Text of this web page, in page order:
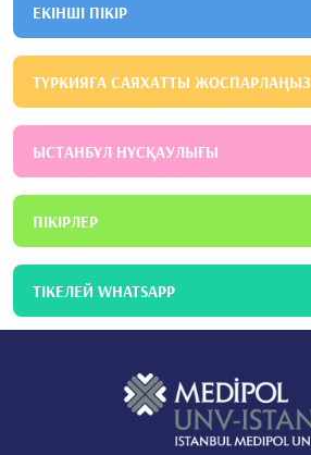
ЕКІНШІ ПІКІР
ТҮРКИЯҒА САЯХАТТЫ ЖОСПАРЛАҢЫЗ
ЫСТАНБҰЛ НҰСҚАУЛЫҒЫ
ПІКІРЛЕР
ТІКЕЛЕЙ WHATSAPP